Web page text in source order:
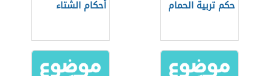
حكم تربية الحمام أحكام الشتاء